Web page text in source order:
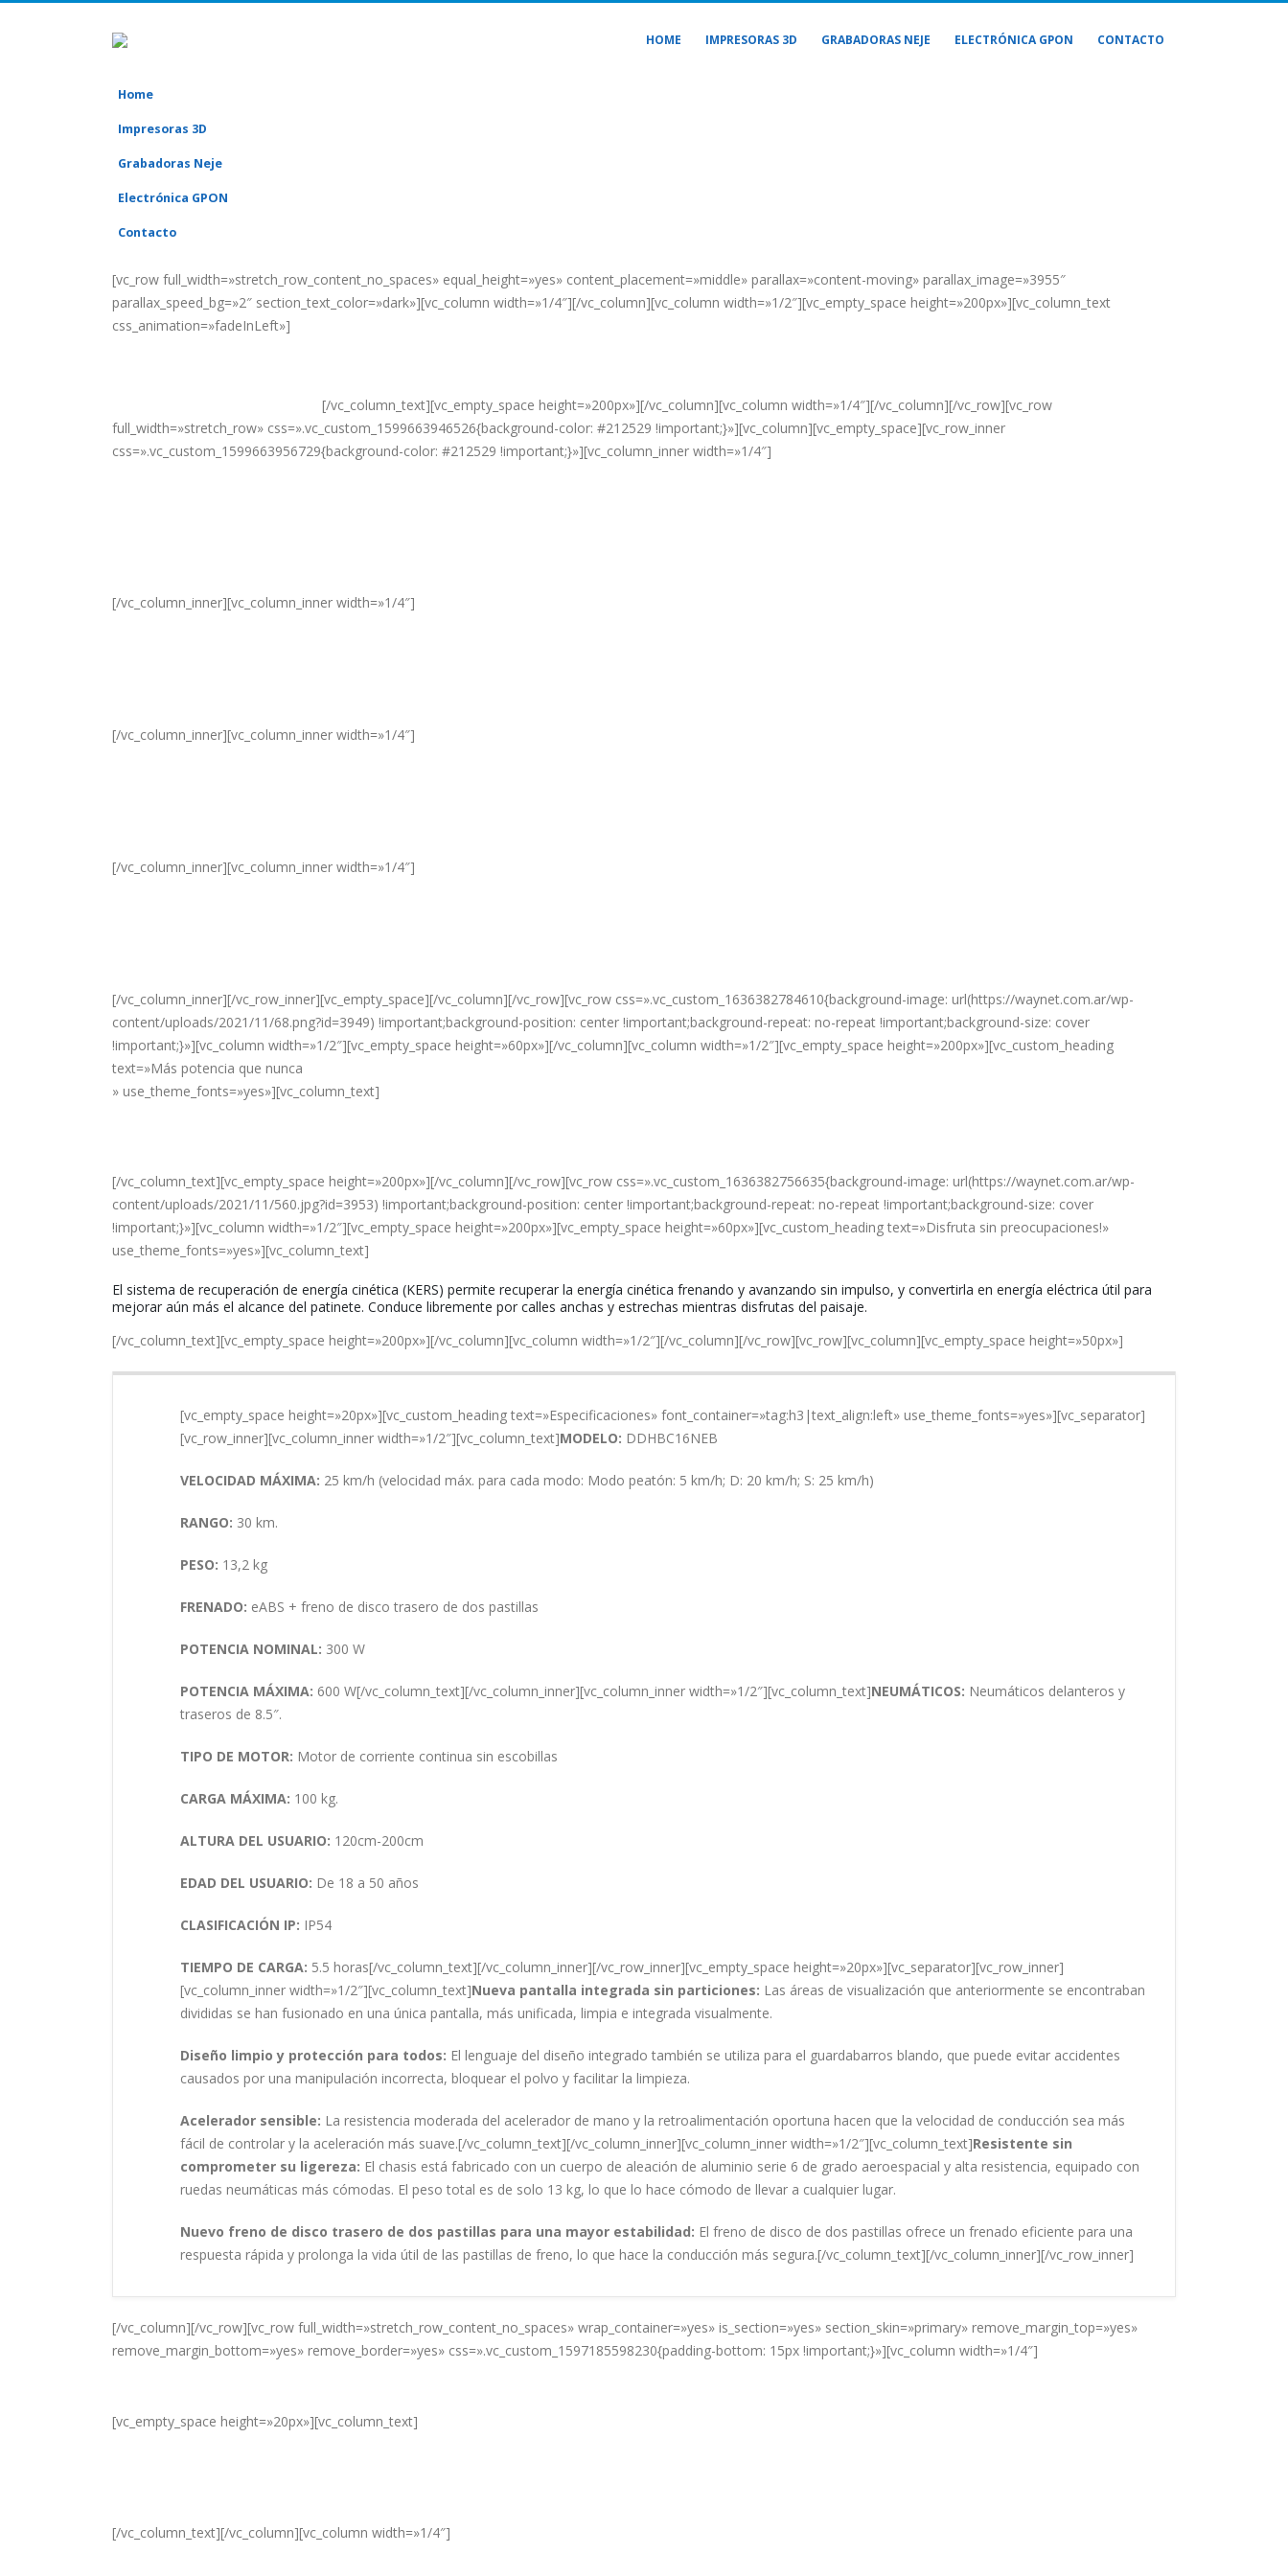
HOME IMPRESORAS 3D GRABADORAS NEJE ELECTRÓNICA GPON CONTACTO
Home
Impresoras 3D
Grabadoras Neje
Electrónica GPON
Contacto
[vc_row full_width=»stretch_row_content_no_spaces» equal_height=»yes» content_placement=»middle» parallax=»content-moving» parallax_image=»3955″
parallax_speed_bg=»2″ section_text_color=»dark»][vc_column width=»1/4″][/vc_column][vc_column width=»1/2″][vc_empty_space height=»200px»][vc_column_text
css_animation=»fadeInLeft»]
[/vc_column_text][vc_empty_space height=»200px»][/vc_column][vc_column width=»1/4″][/vc_column][/vc_row][vc_row
full_width=»stretch_row» css=».vc_custom_1599663946526{background-color: #212529 !important;}»][vc_column][vc_empty_space][vc_row_inner
css=».vc_custom_1599663956729{background-color: #212529 !important;}»][vc_column_inner width=»1/4″]
[/vc_column_inner][vc_column_inner width=»1/4″]
[/vc_column_inner][vc_column_inner width=»1/4″]
[/vc_column_inner][vc_column_inner width=»1/4″]
[/vc_column_inner][/vc_row_inner][vc_empty_space][/vc_column][/vc_row][vc_row css=».vc_custom_1636382784610{background-image: url(https://waynet.com.ar/wp-
content/uploads/2021/11/68.png?id=3949) !important;background-position: center !important;background-repeat: no-repeat !important;background-size: cover
!important;}»][vc_column width=»1/2″][vc_empty_space height=»60px»][/vc_column][vc_column width=»1/2″][vc_empty_space height=»200px»][vc_custom_heading
text=»Más potencia que nunca
» use_theme_fonts=»yes»][vc_column_text]
[/vc_column_text][vc_empty_space height=»200px»][/vc_column][/vc_row][vc_row css=».vc_custom_1636382756635{background-image: url(https://waynet.com.ar/wp-
content/uploads/2021/11/560.jpg?id=3953) !important;background-position: center !important;background-repeat: no-repeat !important;background-size: cover
!important;}»][vc_column width=»1/2″][vc_empty_space height=»200px»][vc_empty_space height=»60px»][vc_custom_heading text=»Disfruta sin preocupaciones!»
use_theme_fonts=»yes»][vc_column_text]
El sistema de recuperación de energía cinética (KERS) permite recuperar la energía cinética frenando y avanzando sin impulso, y convertirla en energía eléctrica útil para
mejorar aún más el alcance del patinete. Conduce libremente por calles anchas y estrechas mientras disfrutas del paisaje.
[/vc_column_text][vc_empty_space height=»200px»][/vc_column][vc_column width=»1/2″][/vc_column][/vc_row][vc_row][vc_column][vc_empty_space height=»50px»]
[vc_empty_space height=»20px»][vc_custom_heading text=»Especificaciones» font_container=»tag:h3|text_align:left» use_theme_fonts=»yes»][vc_separator]
[vc_row_inner][vc_column_inner width=»1/2″][vc_column_text]MODELO: DDHBC16NEB
VELOCIDAD MÁXIMA: 25 km/h (velocidad máx. para cada modo: Modo peatón: 5 km/h; D: 20 km/h; S: 25 km/h)
RANGO: 30 km.
PESO: 13,2 kg
FRENADO: eABS + freno de disco trasero de dos pastillas
POTENCIA NOMINAL: 300 W
POTENCIA MÁXIMA: 600 W[/vc_column_text][/vc_column_inner][vc_column_inner width=»1/2″][vc_column_text]NEUMÁTICOS: Neumáticos delanteros y
traseros de 8.5″.
TIPO DE MOTOR: Motor de corriente continua sin escobillas
CARGA MÁXIMA: 100 kg.
ALTURA DEL USUARIO: 120cm-200cm
EDAD DEL USUARIO: De 18 a 50 años
CLASIFICACIÓN IP: IP54
TIEMPO DE CARGA: 5.5 horas[/vc_column_text][/vc_column_inner][/vc_row_inner][vc_empty_space height=»20px»][vc_separator][vc_row_inner]
[vc_column_inner width=»1/2″][vc_column_text]Nueva pantalla integrada sin particiones: Las áreas de visualización que anteriormente se encontraban
divididas se han fusionado en una única pantalla, más unificada, limpia e integrada visualmente.
Diseño limpio y protección para todos: El lenguaje del diseño integrado también se utiliza para el guardabarros blando, que puede evitar accidentes
causados por una manipulación incorrecta, bloquear el polvo y facilitar la limpieza.
Acelerador sensible: La resistencia moderada del acelerador de mano y la retroalimentación oportuna hacen que la velocidad de conducción sea más
fácil de controlar y la aceleración más suave.[/vc_column_text][/vc_column_inner][vc_column_inner width=»1/2″][vc_column_text]Resistente sin
comprometer su ligereza: El chasis está fabricado con un cuerpo de aleación de aluminio serie 6 de grado aeroespacial y alta resistencia, equipado con
ruedas neumáticas más cómodas. El peso total es de solo 13 kg, lo que lo hace cómodo de llevar a cualquier lugar.
Nuevo freno de disco trasero de dos pastillas para una mayor estabilidad: El freno de disco de dos pastillas ofrece un frenado eficiente para una
respuesta rápida y prolonga la vida útil de las pastillas de freno, lo que hace la conducción más segura.[/vc_column_text][/vc_column_inner][/vc_row_inner]
[/vc_column][/vc_row][vc_row full_width=»stretch_row_content_no_spaces» wrap_container=»yes» is_section=»yes» section_skin=»primary» remove_margin_top=»yes»
remove_margin_bottom=»yes» remove_border=»yes» css=».vc_custom_1597185598230{padding-bottom: 15px !important;}»][vc_column width=»1/4″]
[vc_empty_space height=»20px»][vc_column_text]
[/vc_column_text][/vc_column][vc_column width=»1/4″]